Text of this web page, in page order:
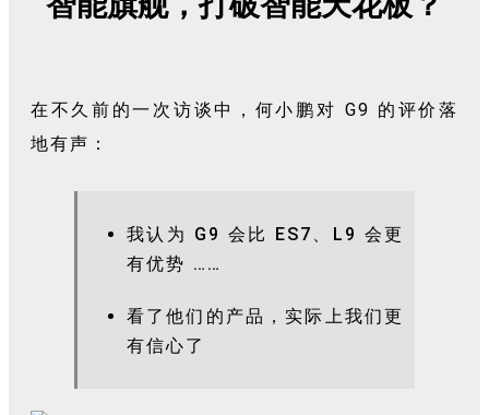
在不久前的一次访谈中，何小鹏对 G9 的评价落
地有声：
我认为 G9 会比 ES7、L9 会更
有优势 ……
看了他们的产品，实际上我们更
有信心了